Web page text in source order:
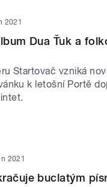
2021
Dua Ťuk a
Startovač vzniká
k letošní Portě
2021
buclatým